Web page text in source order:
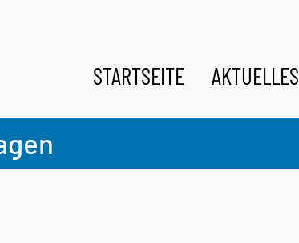
STARTSEITE AKTUELLES